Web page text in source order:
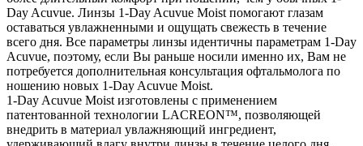
Day Acuvue. Линзы 1-Day Acuvue Moist помогают глазам
оставаться увлажненными и ощущать свежесть в течение
всего дня. Все параметры линзы идентичны параметрам 1-Day
Acuvue, поэтому, если Вы раньше носили именно их, Вам не
потребуется дополнительная консультация офтальмолога по
ношению новых 1-Day Acuvue Moist.
1-Day Acuvue Moist изготовлены с применением
патентованной технологии LACREON™, позволяющей
внедрить в материал увлажняющий ингредиент,